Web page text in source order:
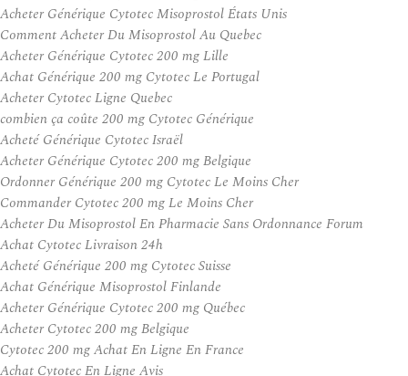
Acheter Générique Cytotec Misoprostol États Unis
Comment Acheter Du Misoprostol Au Quebec
Acheter Générique Cytotec 200 mg Lille
Achat Générique 200 mg Cytotec Le Portugal
Acheter Cytotec Ligne Quebec
combien ça coûte 200 mg Cytotec Générique
Acheté Générique Cytotec Israël
Acheter Générique Cytotec 200 mg Belgique
Ordonner Générique 200 mg Cytotec Le Moins Cher
Commander Cytotec 200 mg Le Moins Cher
Acheter Du Misoprostol En Pharmacie Sans Ordonnance Forum
Achat Cytotec Livraison 24h
Acheté Générique 200 mg Cytotec Suisse
Achat Générique Misoprostol Finlande
Acheter Générique Cytotec 200 mg Québec
Acheter Cytotec 200 mg Belgique
Cytotec 200 mg Achat En Ligne En France
Achat Cytotec En Ligne Avis